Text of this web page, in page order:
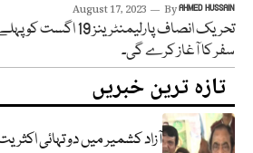
August 17, 2023 ByAHMED HUSSAIN
تحریک انصاف
سفر کا آغاز کرے گی۔
تازہ ترین خبریں
آزاد کشمیر میں دو تہائی